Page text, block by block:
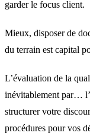
garder le focus client.
Mieux, disposer de
du terrain est capital
L’évaluation de la
inévitablement par…
structurer votre
procédures pour vos